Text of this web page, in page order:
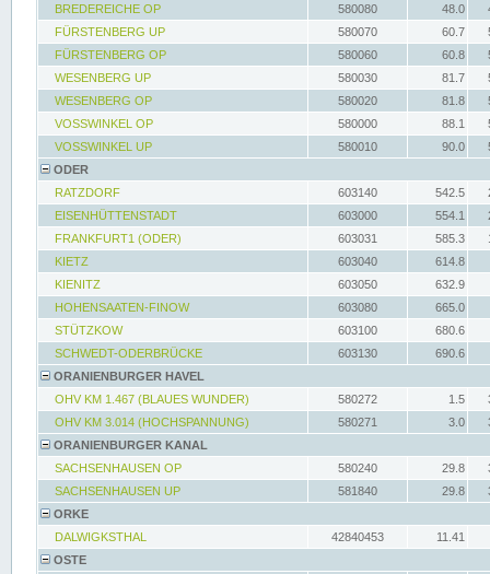
BREDEREICHE OP
580080 48.0
FÜRSTENBERG UP
580070 60.7
FÜRSTENBERG OP
580060 60.8
WESENBERG UP
580030 81.7
WESENBERG OP
580020 81.8
VOSSWINKEL OP
580000 88.1
VOSSWINKEL UP
580010 90.0
ODER
RATZDORF
603140 542.5
EISENHÜTTENSTADT
603000 554.1
FRANKFURT1 (ODER)
603031 585.3
KIETZ
603040
614.8
KIENITZ
603050
632.9
HOHENSAATEN-FINOW
603080
665.0
STÜTZKOW
603100
680.6
SCHWEDT-ODERBRÜCKE
603130
690.6
ORANIENBURGER HAVEL
OHV KM 1.467 (BLAUES WUNDER)
580272 1.5
OHV KM 3.014 (HOCHSPANNUNG)
580271 3.0
ORANIENBURGER KANAL
SACHSENHAUSEN OP
580240 29.8
SACHSENHAUSEN UP
581840 29.8
ORKE
DALWIGKSTHAL
42840453
11.41
OSTE